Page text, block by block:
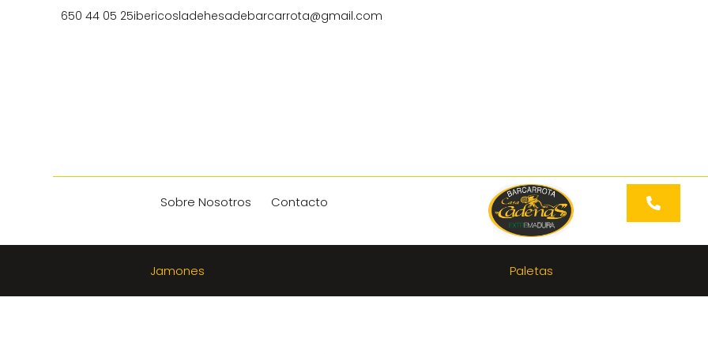
650 44 05 25ibericosladehesadebarcarrota@gmail.com
Sobre Nosotros Contacto
Jamones Paletas